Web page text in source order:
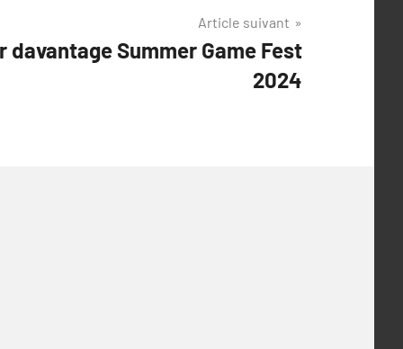
Article suivant
davantage Summer Game Fest
2024